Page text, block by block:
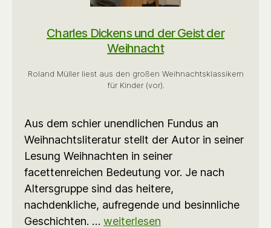
Charles Dickens und der Geist der
Weihnacht
Roland Müller liest aus den großen Weihnachtsklassikern
für Kinder (vor).
Aus dem schier unendlichen Fundus an
Weihnachtsliteratur stellt der Autor in seiner
Lesung Weihnachten in seiner
facettenreichen Bedeutung vor. Je nach
Altersgruppe sind das heitere,
nachdenkliche, aufregende und besinnliche
Geschichten. … weiterlesen